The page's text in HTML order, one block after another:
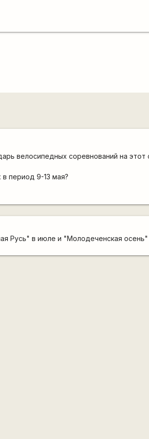
велосипедных соревнований на этот
период 9-13 мая?
Русь" в июле и "Молодеченская осень"